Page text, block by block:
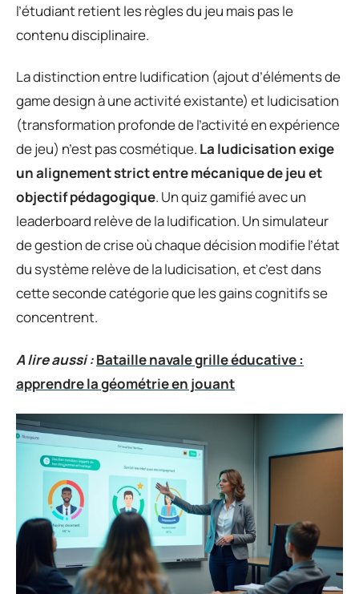
l’étudiant retient les règles du jeu mais pas le
contenu disciplinaire.
La distinction entre ludification (ajout d’éléments de
game design à une activité existante) et ludicisation
(transformation profonde de l’activité en expérience
de jeu) n’est pas cosmétique. La ludicisation exige
un alignement strict entre mécanique de jeu et
objectif pédagogique. Un quiz gamifié avec un
leaderboard relève de la ludification. Un simulateur
de gestion de crise où chaque décision modifie l’état
du système relève de la ludicisation, et c’est dans
cette seconde catégorie que les gains cognitifs se
concentrent.
A lire aussi :Bataille navale grille éducative :
apprendre la géométrie en jouant